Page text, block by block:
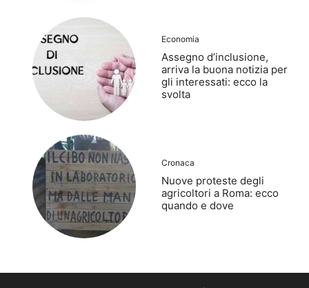
Economia
Assegno d’inclusione,
arriva la buona notizia per
gli interessati: ecco la
svolta
Cronaca
Nuove proteste degli
agricoltori a Roma: ecco
quando e dove